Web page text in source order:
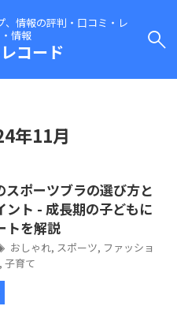
、情報の評判・口コミ・レ
情報
コード
年11月
スポーツブラの選び方と
ント - 成長期の子どもに
トを解説
おしゃれ, スポーツ, ファッショ
, 子育て